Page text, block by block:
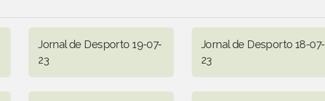
Jornal de Desporto 19-07-
23
Jornal de Desporto 18-07-
23